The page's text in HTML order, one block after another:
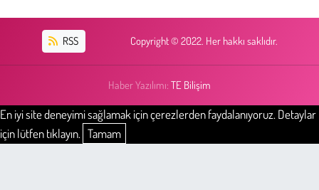
RSS Copyright © 2022. Her hakkı saklıdır.
Haber Yazılımı: TE Bilişim
En iyi site deneyimi sağlamak için çerezlerden faydalanıyoruz. Detaylar
için lütfen tıklayın. Tamam